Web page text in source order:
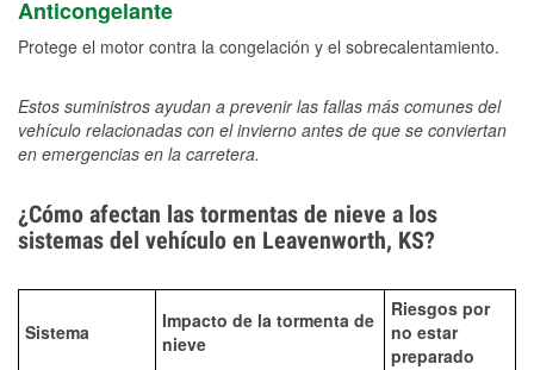
Anticongelante
Protege el motor contra la congelación y el sobrecalentamiento.
Estos suministros ayudan a prevenir las fallas más comunes del
vehículo relacionadas con el invierno antes de que se conviertan
en emergencias en la carretera.
¿Cómo afectan las tormentas de nieve a los
sistemas del vehículo en Leavenworth, KS?
Sistema
Impacto de la tormenta de
nieve
Riesgos por
no estar
preparado